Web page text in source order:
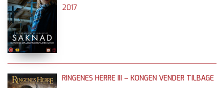
2017
RINGENES HERRE III – KONGEN VENDER TILBAGE